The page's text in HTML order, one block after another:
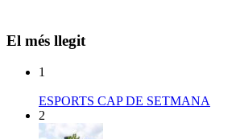
El més llegit
1
ESPORTS CAP DE SETMANA
2